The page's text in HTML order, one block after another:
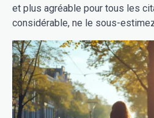
et plus agréable pour tous les
considérable, ne le sous-